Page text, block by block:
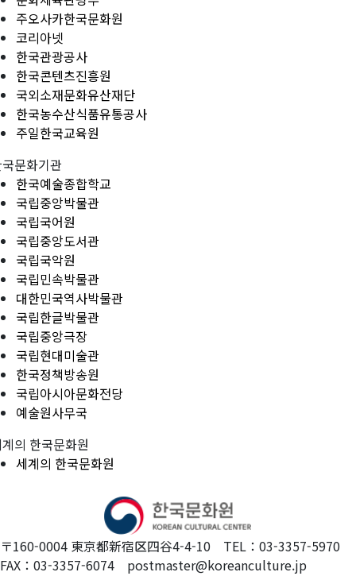
주오사카한국문화원
코리아넷
한국관광공사
한국콘텐츠진흥원
국외소재문화유산재단
한국농수산식품유통공사
주일한국교육원
문화기관
한국예술종합학교
국립중앙박물관
국립국어원
국립중앙도서관
국립국악원
국립민속박물관
대한민국역사박물관
국립한글박물관
국립중앙극장
국립현대미술관
한국정책방송원
국립아시아문화전당
예술원사무국
의 한국문화원
세계의 한국문화원
〒160-0004 東京都新宿区四谷4-4-10 TEL：03-3357-5970
FAX：03-3357-6074 postmaster@koreanculture.jp